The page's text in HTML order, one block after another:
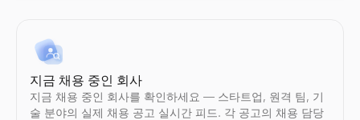
Instagram 가짜 팔로워 확인
Instagram의 가짜 팔로워를 즉시 감지.무료도구에서 참여율, 팔
살펴보기→
TikTok 가짜 팔로워 확인
TikTok 의 가짜 팔로워를 즉시 감지.무료도구에서 참여율, 팔로
살펴보기→
YouTube 팔로워 수 조회
모든 YouTube채널의 실시간구독자 수과(와)채널 통계를 확인.구
살펴보기→
X 프로필 뷰어
공개된 X(Twitter) 프로필을 익명으로 보기 — 로그인 불필요. 모
살펴보기→
LinkedIn 리드 검증기
LinkedIn 게시물을 붙여넣으세요 — 작성자가 구매자인지 확인하
살펴보기→
대량 이메일 검증 도구
대량 이메일 목록을 무료로 확인하세요. 유효하지 않거나 일회용
살펴보기→
기업 프로필 검색
기업 프로필를 즉시 검색.회사 이름에서업계, 직원 수, 위치, 연
살펴보기→
지금 채용 중인 회사
지금 채용 중인 회사를 확인하세요 — 스타트업, 원격 팀, 기
술 분야의 실제 채용 공고 실시간 피드. 각 공고의 채용 담당